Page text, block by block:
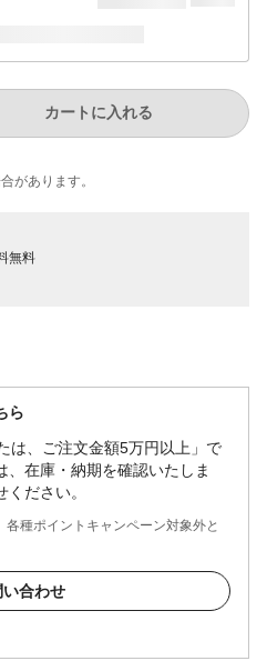
カートに入れる
が​あります。
無料
ら
は、ご注文金額5万円以上」で
、在庫・納期を確認いたしま
ださい。
種ポイントキャンペーン対象外と
い合わせ